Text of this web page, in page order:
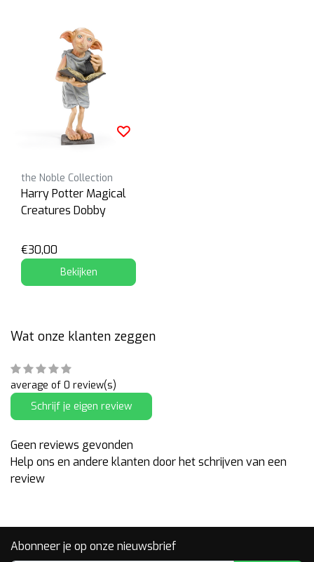
the Noble Collection
Harry Potter Magical
Creatures Dobby
€30,00
Bekijken
Wat onze klanten zeggen
average of 0 review(s)
Schrijf je eigen review
Geen reviews gevonden
Help ons en andere klanten door het schrijven van een
review
Abonneer je op onze nieuwsbrief